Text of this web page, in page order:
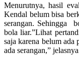
Menurutnya, hasil
Kendal belum bisa
serangan. Sehingga
bola liar.”Lihat
saja karena belum
ada serangan,”